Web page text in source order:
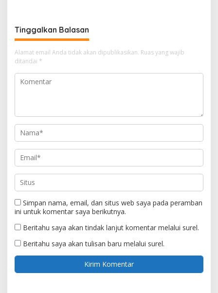
Tinggalkan Balasan
Alamat email Anda tidak akan dipublikasikan. Ruas yang wajib
ditandai *
Simpan nama, email, dan situs web saya pada peramban
ini untuk komentar saya berikutnya.
Beritahu saya akan tindak lanjut komentar melalui surel.
Beritahu saya akan tulisan baru melalui surel.